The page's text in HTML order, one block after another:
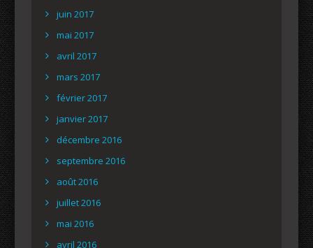
juin 2017
mai 2017
avril 2017
mars 2017
février 2017
janvier 2017
décembre 2016
septembre 2016
août 2016
juillet 2016
mai 2016
avril 2016